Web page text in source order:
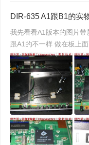
DIR-635 A1跟B1的实
我先看看A1版本的图片